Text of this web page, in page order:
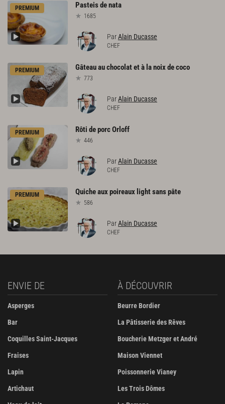
PREMIUM Pasteisdenata
1685
ParAlain Ducasse
CHEF
PREMIUM Gâteauauchocolatetà lanoixdecoco
773
ParAlain Ducasse
CHEF
PREMIUM Rôti deporcOrloff
446
ParAlain Ducasse
CHEF
PREMIUM Quicheauxpoireaux lightsanspâte
586
ParAlain Ducasse
CHEF
ENVIE DE
Asperges
Bar
Coquilles Saint-Jacques
Fraises
Lapin
Artichaut
À DÉCOUVRIR
Beurre Bordier
La Pâtisserie des Rêves
Boucherie Metzger et André
Maison Viennet
Poissonnerie Vianey
Les Trois Dômes